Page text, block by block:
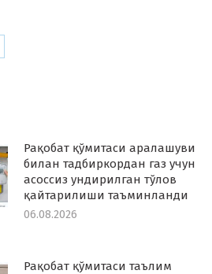
Рақобат қўмитаси аралашуви
билан тадбиркордан газ учун
асоссиз ундирилган тўлов
қайтарилиши таъминланди
06.08.2026
Рақобат қўмитаси таълим